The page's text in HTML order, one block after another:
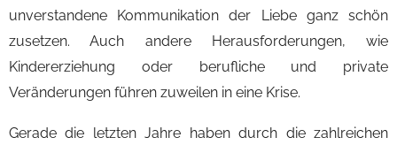
unverstandene Kommunikation der Liebe ganz schön
zusetzen. Auch andere Herausforderungen, wie
Kindererziehung oder berufliche und private
Veränderungen führen zuweilen in eine Krise.
Gerade die letzten Jahre haben durch die zahlreichen